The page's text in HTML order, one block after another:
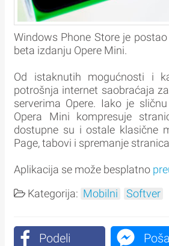
Windows Phone Store je
beta izdanju Opere Mini.
Od istaknutih mogućnosti i
potrošnja internet saobraćaja
serverima Opere. Iako je
Opera Mini kompresuje
dostupne su i ostale klasične
Page, tabovi i spremanje
Aplikacija se može besplatno
Kategorija: Mobilni Softver
Podeli